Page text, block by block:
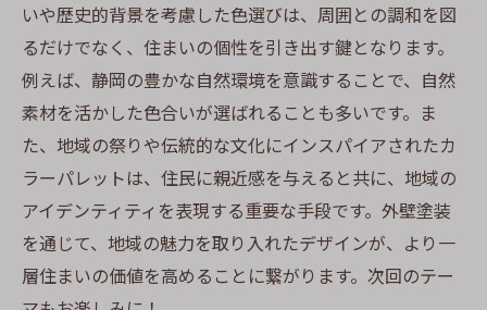
いや歴史的背景を考慮した色選びは、周囲との調和を図
るだけでなく、住まいの個性を引き出す鍵となります。
例えば、静岡の豊かな自然環境を意識することで、自然
素材を活かした色合いが選ばれることも多いです。ま
た、地域の祭りや伝統的な文化にインスパイアされたカ
ラーパレットは、住民に親近感を与えると共に、地域の
アイデンティティを表現する重要な手段です。外壁塗装
を通じて、地域の魅力を取り入れたデザインが、より一
層住まいの価値を高めることに繋がります。次回のテー